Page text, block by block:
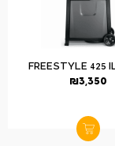
₪3,350